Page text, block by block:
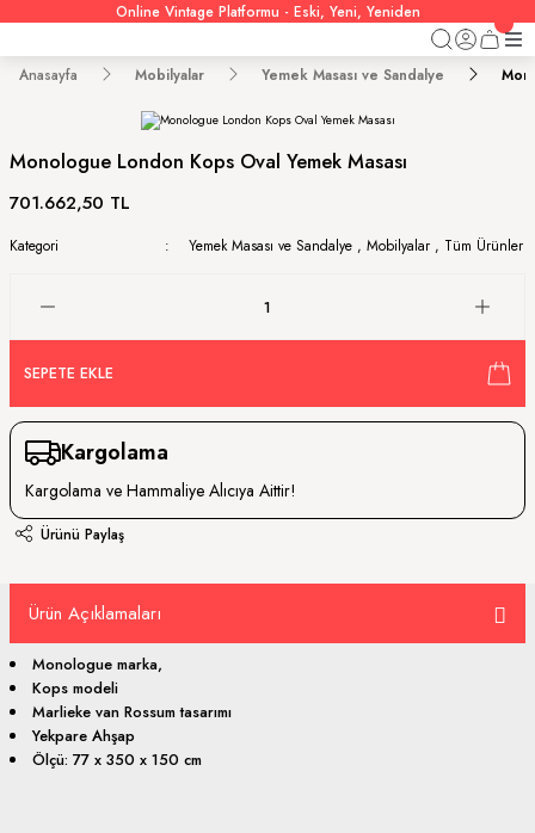
Online Vintage Platformu - Eski, Yeni, Yeniden
Anasayfa Mobilyalar Yemek Masası ve Sandalye
Monologue London Kops Oval Yemek Masası
701.662,50 TL
Kategori Yemek Masası ve Sandalye , Mobilyalar , Tüm Ürünler
SEPETE EKLE
Kargolama
Kargolama ve Hammaliye Alıcıya Aittir!
Ürünü Paylaş
Ürün Açıklamaları
Monologue marka,
Kops modeli
Marlieke van Rossum tasarımı
Yekpare Ahşap
Ölçü: 77 x 350 x 150 cm